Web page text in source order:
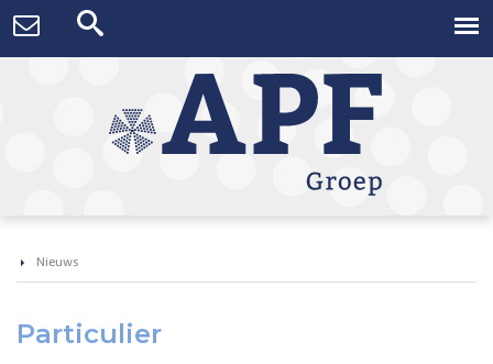
Nieuws
Particulier